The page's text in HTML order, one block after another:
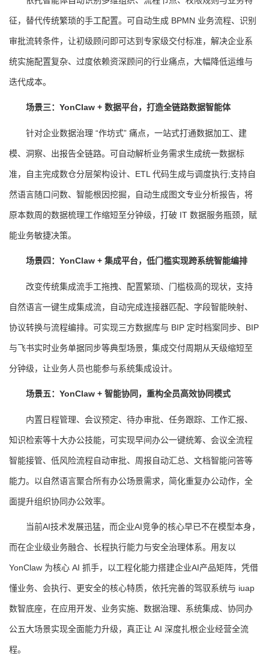
征，替代传统繁琐的手工配置。可自动生成 BPMN 业务流程、识别
审批流转条件，让初级顾问即可达到专家级交付标准，解决企业系
统实施配置复杂、过度依赖资深顾问的行业痛点，大幅降低运维与
迭代成本。
场景三：YonClaw + 数据平台，打造全链路数据智能体
针对企业数据治理 “作坊式” 痛点，一站式打通数据加工、建
模、洞察、出报告全链路。可自动解析业务需求生成统一数据标
准，自主完成数仓分层架构设计、ETL 代码生成与调度执行;支持自
然语言随口问数、智能根因挖掘，自动生成图文专业分析报告，将
原本数周的数据梳理工作缩短至分钟级，打破 IT 数据服务瓶颈，赋
能业务敏捷决策。
场景四：YonClaw + 集成平台，低门槛实现跨系统智能编排
改变传统集成流手工拖拽、配置繁琐、门槛极高的现状，支持
自然语言一键生成集成流，自动完成连接器匹配、字段智能映射、
协议转换与流程编排。可实现三方数据库与 BIP 定时档案同步、BIP
与飞书实时业务单据同步等典型场景，集成交付周期从天级缩短至
分钟级，让业务人员也能参与系统集成设计。
场景五：YonClaw + 智能协同，重构全员高效协同模式
内置日程管理、会议预定、待办审批、任务跟踪、工作汇报、
知识检索等十大办公技能，可实现早间办公一键统筹、会议全流程
智能接管、低风险流程自动审批、周报自动汇总、文档智能问答等
能力。以自然语言聚合所有办公场景需求，简化重复办公动作，全
面提升组织协同办公效率。
当前AI技术发展迅猛，而企业AI竞争的核心早已不在模型本身，
而在企业级业务融合、长程执行能力与安全治理体系。用友以
YonClaw 为核心 AI 抓手，以工程化能力搭建企业AI产品矩阵，凭借
懂业务、会执行、更安全的核心特质，依托完善的驾驭系统与 iuap
数智底座，在应用开发、业务实施、数据治理、系统集成、协同办
公五大场景实现全面能力升级，真正让 AI 深度扎根企业经营全流
程。